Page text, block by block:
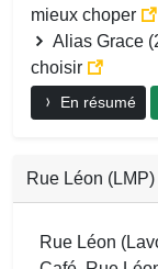
mieux choper
Alias Grace
choisir
En résumé
Rue Léon (LMP)
Rue Léon